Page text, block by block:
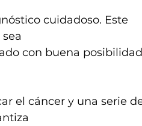
cuidadoso. Este
con buena posibilidad
el cáncer y una serie